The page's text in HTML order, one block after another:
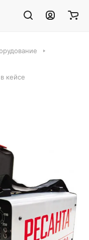
кейсе